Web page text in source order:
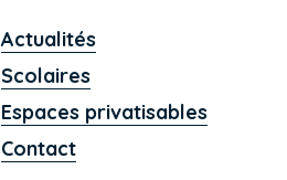
Actualités
Scolaires
Espaces privatisables
Contact